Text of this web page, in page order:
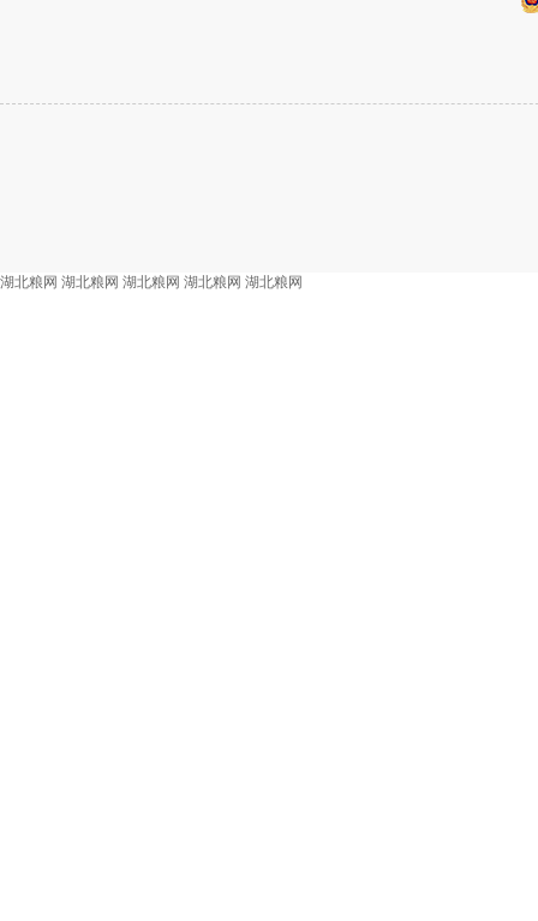
湖北粮网 湖北粮网 湖北粮网 湖北粮网 湖北粮网